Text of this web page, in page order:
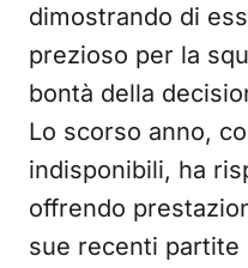
dimostrando di
prezioso per la
bontà della
Lo scorso anno,
indisponibili, ha
offrendo
sue recenti partite